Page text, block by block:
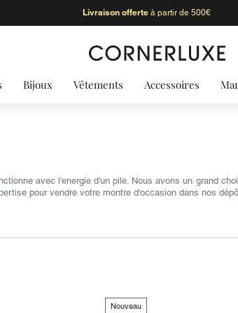
Livraison offerteà partir de 500€
Bijoux Vêtements Accessoires
avec l'energie d'un pile. Nous avons un grand
pour vendre votre montre d'occasion dans nos
Nouveau